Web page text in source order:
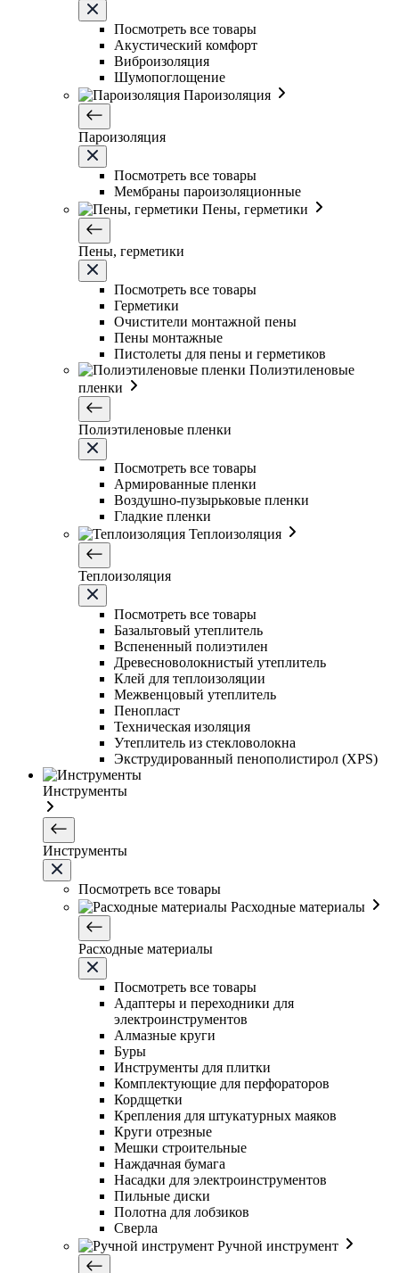
Посмотреть все товары
Акустический комфорт
Виброизоляция
Шумопоглощение
Пароизоляция
Пароизоляция
Посмотреть все товары
Мембраны пароизоляционные
Пены, герметики
Пены, герметики
Посмотреть все товары
Герметики
Очистители монтажной пены
Пены монтажные
Пистолеты для пены и герметиков
Полиэтиленовые
пленки
Полиэтиленовые пленки
Посмотреть все товары
Армированные пленки
Воздушно-пузырьковые пленки
Гладкие пленки
Теплоизоляция
Теплоизоляция
Посмотреть все товары
Базальтовый утеплитель
Вспененный полиэтилен
Древесноволокнистый утеплитель
Клей для теплоизоляции
Межвенцовый утеплитель
Пенопласт
Техническая изоляция
Утеплитель из стекловолокна
Экструдированный пенополистирол (XPS)
Инструменты
Инструменты
Посмотреть все товары
Расходные материалы
Расходные материалы
Посмотреть все товары
Адаптеры и переходники для
электроинструментов
Алмазные круги
Буры
Инструменты для плитки
Комплектующие для перфораторов
Кордщетки
Крепления для штукатурных маяков
Круги отрезные
Мешки строительные
Наждачная бумага
Насадки для электроинструментов
Пильные диски
Полотна для лобзиков
Сверла
Ручной инструмент